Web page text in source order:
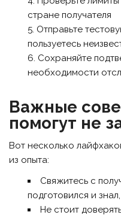
стране получателя
Отправьте
пользуетесь
Сохраняйте
необходимости
Важные
помогут не
Вот несколько
из опыта:
Свяжитесь с
подготовился и
Не стоит